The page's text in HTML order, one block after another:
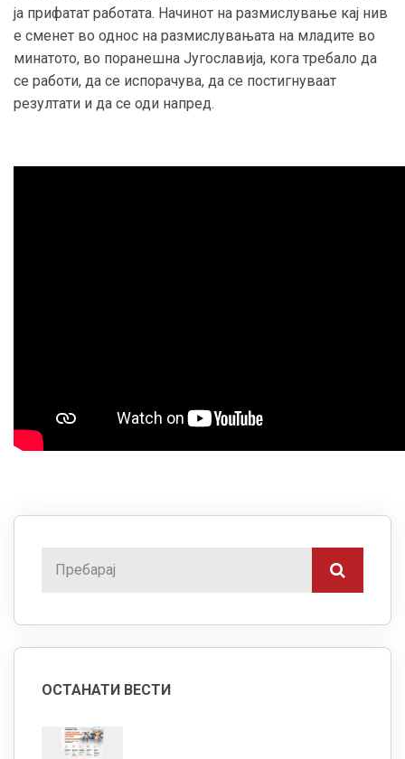
ја прифатат работата. Начинот на размислување кај нив
е сменет во однос на размислувањата на младите во
минатото, во поранешна Југославија, кога требало да
се работи, да се испорачува, да се постигнуваат
резултати и да се оди напред.
ОСТАНАТИ ВЕСТИ